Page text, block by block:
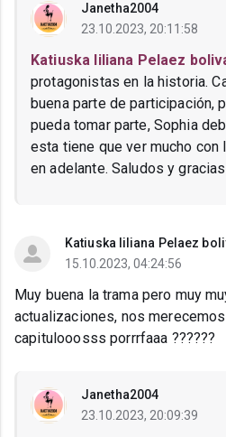
Janetha2004
23.10.2023, 20:11:58
Katiuska liliana Pelaez
protagonistas en la historia.
buena parte de participación,
pueda tomar parte, Sophia
esta tiene que ver mucho
en adelante. Saludos y
Katiuska liliana Pelaez
15.10.2023, 04:24:56
Muy buena la trama pero muy
actualizaciones, nos
capitulooosss porrrfaaa ??????
Janetha2004
23.10.2023, 20:09:39